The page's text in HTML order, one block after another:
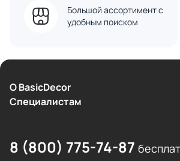
Большой ассортимент с
удобным поиском
О BasicDecor
Cпециалистам
8 (800) 775-74-87